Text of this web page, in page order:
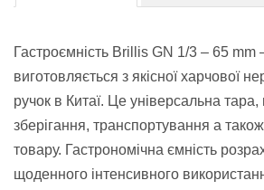
Гастроємність Brillis GN 1/3 – 65 mm
виготовляється з якісної харчової
ручок в Китаї. Це універсальна
зберігання, транспортування а
товару. Гастрономічна ємність
щоденного інтенсивного